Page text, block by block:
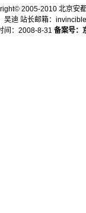
2005-2010 北京安
吴迪 站长邮箱：
间：2008-8-31 备案号：